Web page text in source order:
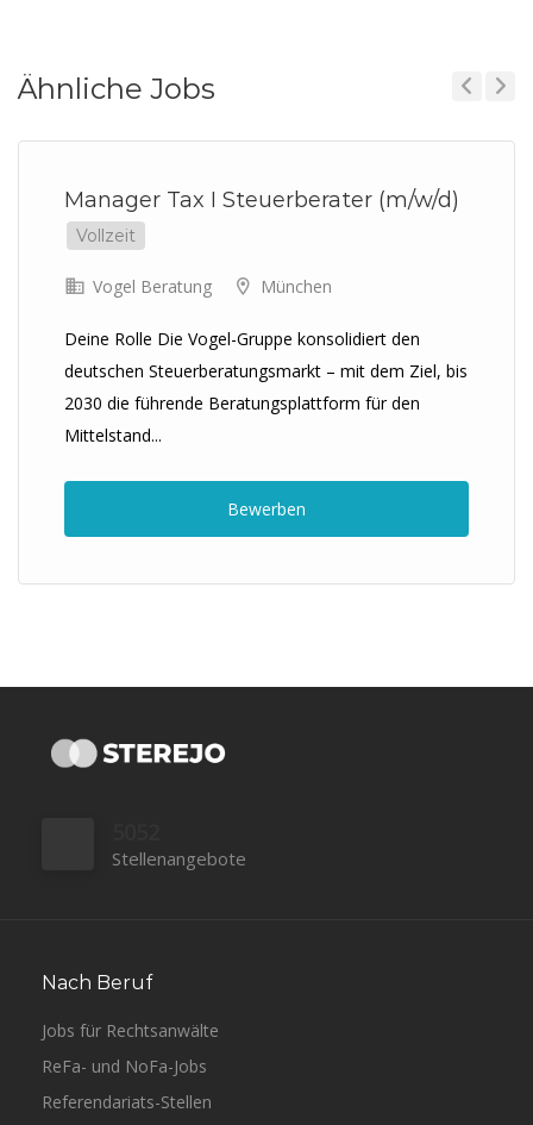
Ähnliche Jobs
Manager Tax I Steuerberater (m/w/d)
Vollzeit
Vogel Beratung München
Deine Rolle Die Vogel-Gruppe konsolidiert den
deutschen Steuerberatungsmarkt – mit dem Ziel, bis
2030 die führende Beratungsplattform für den
Mittelstand...
Bewerben
Stellenangebote
Nach Beruf
Jobs für Rechtsanwälte
ReFa- und NoFa-Jobs
Referendariats-Stellen